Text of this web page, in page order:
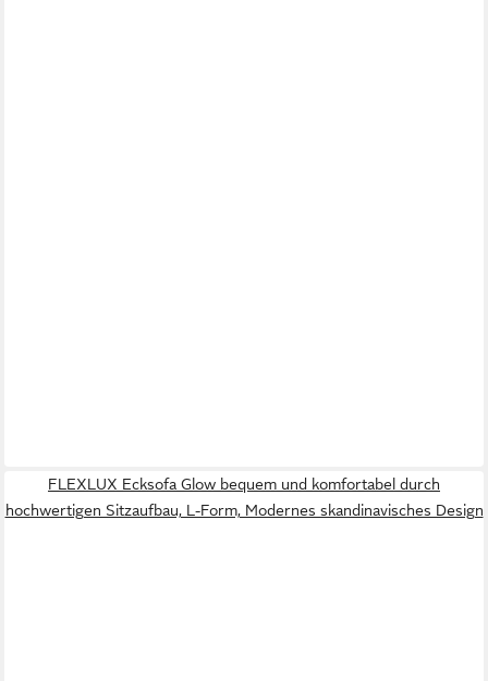
FLEXLUX Ecksofa Glow bequem und komfortabel durch
hochwertigen Sitzaufbau, L-Form, Modernes skandinavisches Design